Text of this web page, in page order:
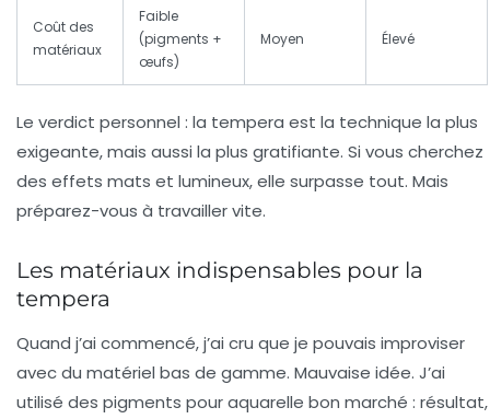
Coût des
matériaux
Faible
(pigments +
œufs)
Moyen Élevé
Le verdict personnel : la tempera est la technique la plus
exigeante, mais aussi la plus gratifiante. Si vous cherchez
des effets mats et lumineux, elle surpasse tout. Mais
préparez-vous à travailler vite.
Les matériaux indispensables pour la
tempera
Quand j’ai commencé, j’ai cru que je pouvais improviser
avec du matériel bas de gamme. Mauvaise idée. J’ai
utilisé des pigments pour aquarelle bon marché : résultat,